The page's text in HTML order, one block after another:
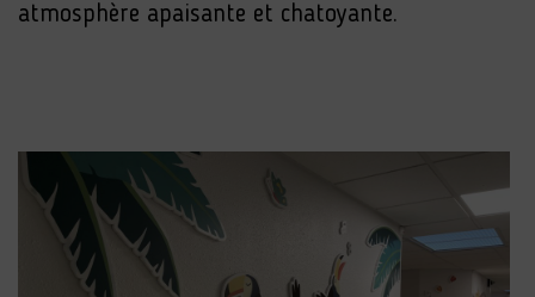
atmosphère apaisante et chatoyante.